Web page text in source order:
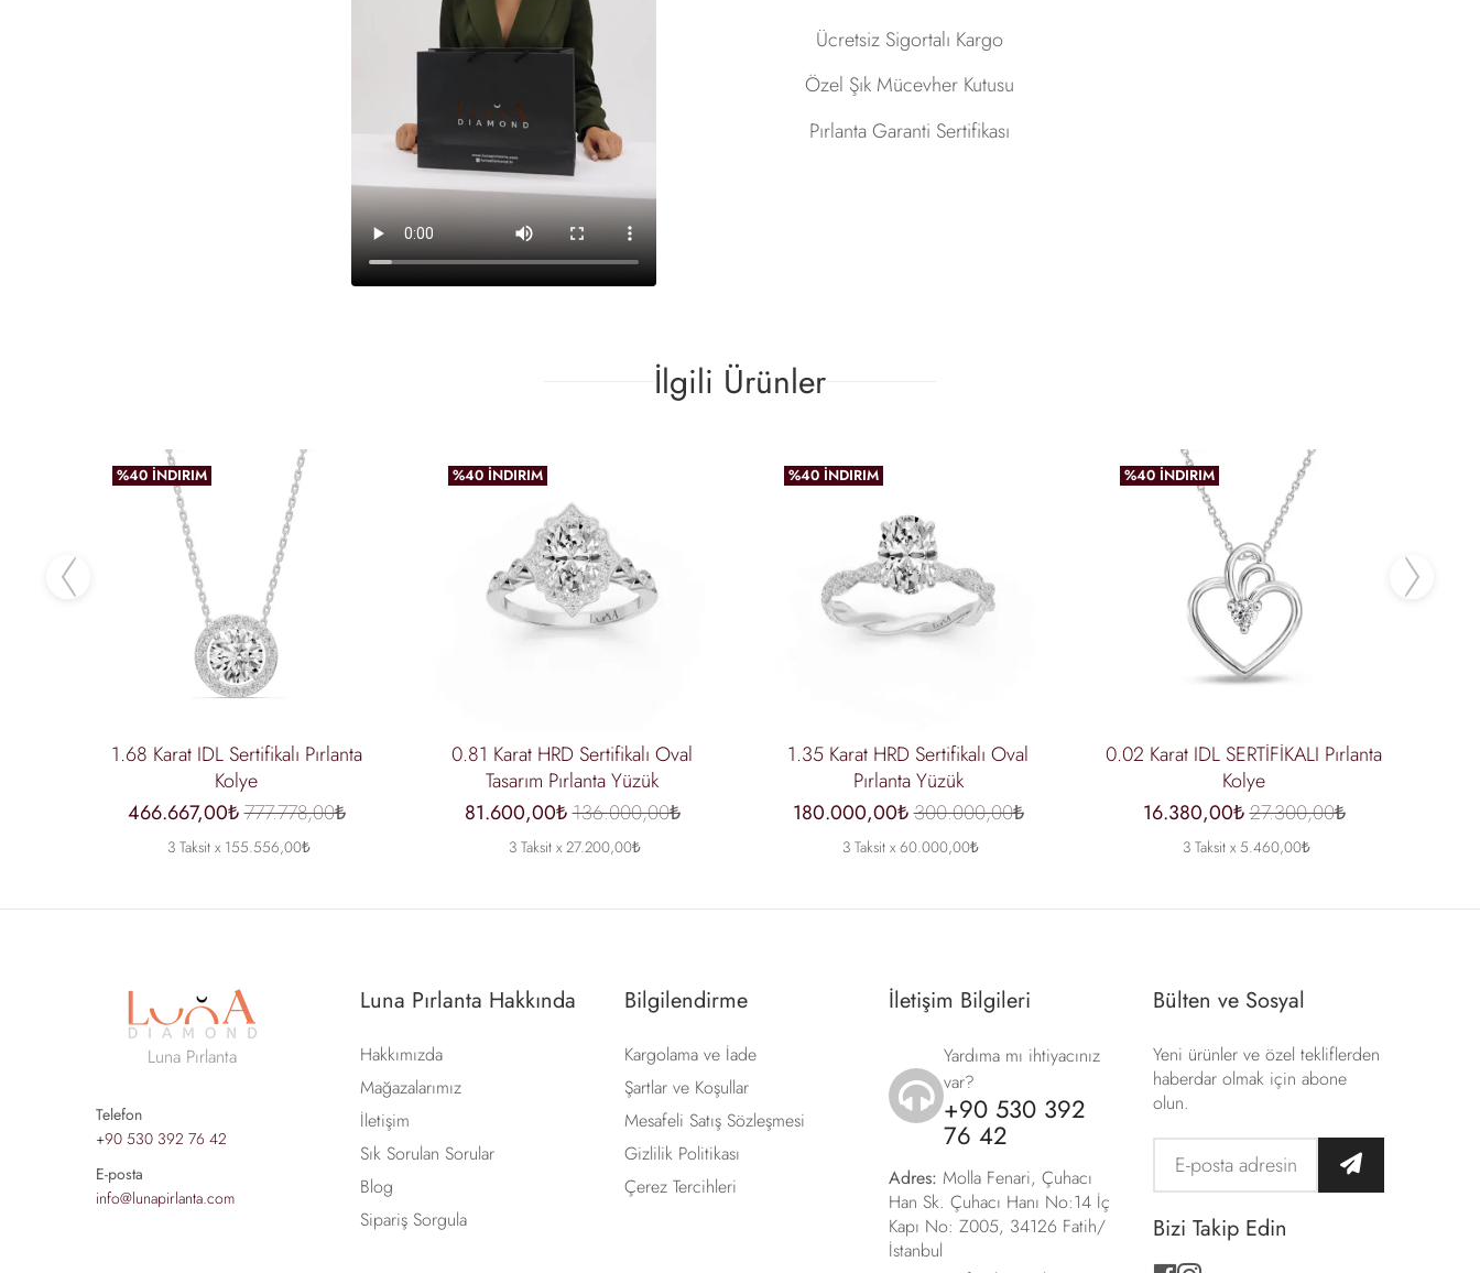
Ücretsiz Sigortalı Kargo
Özel Şık Mücevher Kutusu
Pırlanta Garanti Sertifikası
İlgili Ürünler
Previous
%40 İNDIRIM
1.68 Karat IDL Sertifikalı Pırlanta
Kolye
466.667,00₺777.778,00₺
3 Taksit x 155.556,00₺
%40 İNDIRIM
0.81 Karat HRD Sertifikalı Oval
Tasarım Pırlanta Yüzük
81.600,00₺136.000,00₺
3 Taksit x 27.200,00₺
%40 İNDIRIM
1.35 Karat HRD Sertifikalı Oval
Pırlanta Yüzük
180.000,00₺300.000,00₺
3 Taksit x 60.000,00₺
%40 İNDIRIM
0.02 Karat IDL SERTİFİKALI Pırlanta
Kolye
16.380,00₺27.300,00₺
3 Taksit x 5.460,00₺
Luna Pırlanta
Telefon
+90 530 392 76 42
E-posta
info@lunapirlanta.com
Luna Pırlanta Hakkında
Hakkımızda
Mağazalarımız
İletişim
Sık Sorulan Sorular
Blog
Sipariş Sorgula
Bilgilendirme
Kargolama ve İade
Şartlar ve Koşullar
Mesafeli Satış Sözleşmesi
Gizlilik Politikası
Çerez Tercihleri
İletişim Bilgileri
icon
Yardıma mı ihtiyacınız
var?
+90 530 392
76 42
Adres: Molla Fenari, Çuhacı
Han Sk. Çuhacı Hanı No:14 İç
Kapı No: Z005, 34126 Fatih/
İstanbul
Bülten ve Sosyal
Yeni ürünler ve özel tekliflerden
haberdar olmak için abone
olun.
Bizi Takip Edin